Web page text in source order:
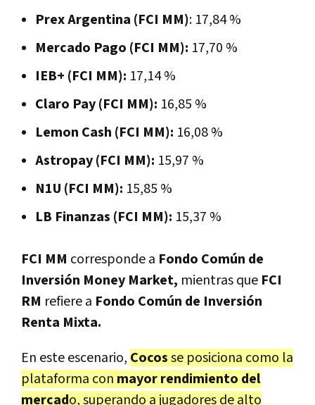
Prex Argentina (FCI MM): 17,84 %
Mercado Pago (FCI MM): 17,70 %
IEB+ (FCI MM): 17,14 %
Claro Pay (FCI MM): 16,85 %
Lemon Cash (FCI MM): 16,08 %
Astropay (FCI MM): 15,97 %
N1U (FCI MM): 15,85 %
LB Finanzas (FCI MM): 15,37 %
FCI MM corresponde a Fondo Común de
Inversión Money Market, mientras que FCI
RM refiere a Fondo Común de Inversión
Renta Mixta.
En este escenario, Cocosse posiciona como la
plataforma con mayor rendimiento del
mercado, superando a jugadores de alto